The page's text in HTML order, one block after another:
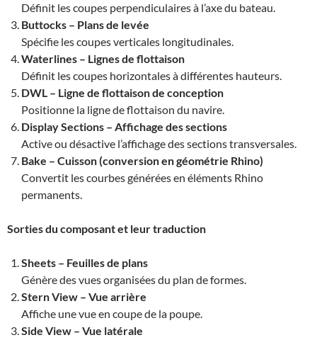
Définit les coupes perpendiculaires à l’axe du bateau.
Buttocks – Plans de levée
Spécifie les coupes verticales longitudinales.
Waterlines – Lignes de flottaison
Définit les coupes horizontales à différentes hauteurs.
DWL – Ligne de flottaison de conception
Positionne la ligne de flottaison du navire.
Display Sections – Affichage des sections
Active ou désactive l’affichage des sections transversales.
Bake – Cuisson (conversion en géométrie Rhino)
Convertit les courbes générées en éléments Rhino
permanents.
Sorties du composant et leur traduction
Sheets – Feuilles de plans
Génère des vues organisées du plan de formes.
Stern View – Vue arrière
Affiche une vue en coupe de la poupe.
Side View – Vue latérale